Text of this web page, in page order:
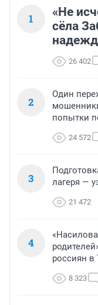
1
«Не
сёла
26 402
2
Один
попытки
24 572
3
лагеря —
21 472
4
россиян в
8 323